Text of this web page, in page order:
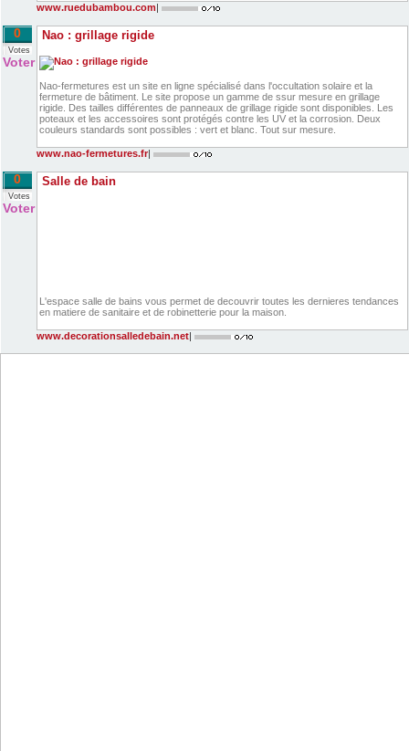
www.ruedubambou.com|
0
Votes
Voter
Nao : grillage rigide
Nao-fermetures est un site en ligne spécialisé dans l'occultation solaire et la
fermeture de bâtiment. Le site propose un gamme de ssur mesure en grillage
rigide. Des tailles différentes de panneaux de grillage rigide sont disponibles. Les
poteaux et les accessoires sont protégés contre les UV et la corrosion. Deux
couleurs standards sont possibles : vert et blanc. Tout sur mesure.
www.nao-fermetures.fr|
0
Votes
Voter
Salle de bain
L'espace salle de bains vous permet de decouvrir toutes les dernieres tendances
en matiere de sanitaire et de robinetterie pour la maison.
www.decorationsalledebain.net|